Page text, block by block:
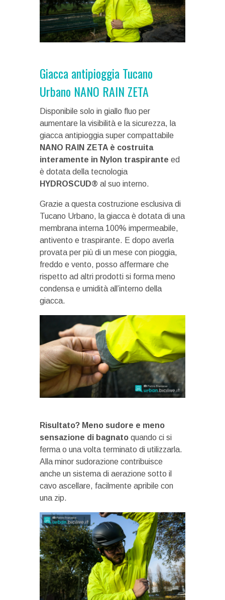
Giacca antipioggia Tucano
Urbano NANO RAIN ZETA
Disponibile solo in giallo fluo per
aumentare la visibilità e la sicurezza, la
giacca antipioggia super compattabile
NANO RAIN ZETA è costruita
interamente in Nylon traspirante ed
è dotata della tecnologia
HYDROSCUD® al suo interno.
Grazie a questa costruzione esclusiva di
Tucano Urbano, la giacca è dotata di una
membrana interna 100% impermeabile,
antivento e traspirante. E dopo averla
provata per più di un mese con pioggia,
freddo e vento, posso affermare che
rispetto ad altri prodotti si forma meno
condensa e umidità all’interno della
giacca.
Risultato? Meno sudore e meno
sensazione di bagnato quando ci si
ferma o una volta terminato di utilizzarla.
Alla minor sudorazione contribuisce
anche un sistema di aerazione sotto il
cavo ascellare, facilmente apribile con
una zip.